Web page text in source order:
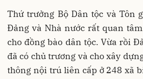
Thứ trưởng Bộ Dân tộc và Tôn
Đảng và Nhà nước rất quan
cho đồng bào dân tộc. Vừa rồi
đã có chủ trương và cho xây
thông nội trú liên cấp ở 248 xã